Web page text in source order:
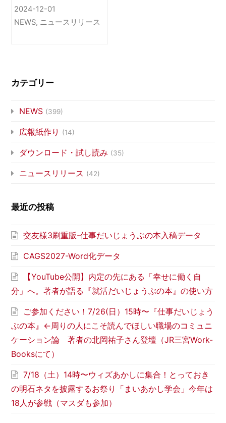
震災関連本・著者の出版
トーク、ペンコムから正
2024-12-01
NEWS, ニュースリリース
カテゴリー
NEWS (399)
広報紙作り (14)
ダウンロード・試し読み (35)
ニュースリリース (42)
最近の投稿
交友様3刷重版-仕事だいじょうぶの本入稿データ
CAGS2027-Word化データ
【YouTube公開】内定の先にある「幸せに働く自
分」へ。著者が語る『就活だいじょうぶの本』の使い方
ご参加ください！7/26(日）15時〜『仕事だいじょう
ぶの本』←周りの人にこそ読んでほしい職場のコミュニ
ケーション論 著者の北岡祐子さん登壇（JR三宮Work-
Booksにて）
7/18（土）14時〜ウィズあかしに集合！とっておき
の明石ネタを披露するお祭り「まいあかし学会」今年は
18人が参戦（マスダも参加）